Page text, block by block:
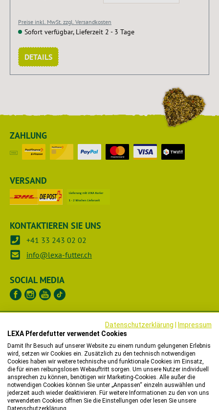
Preise inkl. MwSt. zzgl. Versandkosten
Sofort verfügbar, Lieferzeit 2 - 3 Tage
DETAILS
ZAHLUNG
VERSAND
KONTAKTIEREN SIE UNS
+41 33 243 02 02
info@lexa-futter.ch
SOCIAL MEDIA
RECHTLICHES
HÄNDLER
WIR HELFEN IHNEN
Datenschutzerklärung
Impressum
LEXA Pferdefutter verwendet Cookies
Damit Ihr Besuch auf unserer Website zu einem rundum gelungenen Erlebnis
wird, setzen wir Cookies ein. Zusätzlich zu den technisch notwendigen
Cookies haben wir weitere technische und funktionale Cookies im Einsatz,
die für einen reibungslosen Webauftritt sorgen. Um unsere Nutzer individuell
ansprechen zu können, benötigen wir Marketing-Cookies. Alle außer die
notwendigen Cookies können Sie unter „Anpassen“ einzeln auswählen und
jederzeit auch wieder deaktivieren. Für weitere Informationen zu den von uns
verwendeten Cookies öffnen Sie die Einstellungen oder lesen Sie unsere
Datenschutzerklärung.